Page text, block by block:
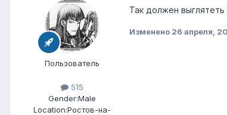
Пользователь
515
Gender:Male
Location:Ростов-на-
Так должен
Изменено 26 апреля,